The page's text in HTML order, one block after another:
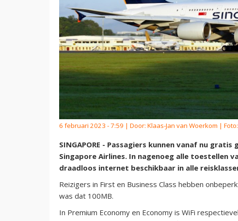
6 februari 2023 - 7:59 | Door: Klaas-Jan van Woerkom |
SINGAPORE - Passagiers kunnen vanaf nu
Singapore Airlines. In nagenoeg alle toestellen
draadloos internet beschikbaar in alle
Reizigers in First en Business Class hebben
was dat 100MB.
In Premium Economy en Economy is WiFi